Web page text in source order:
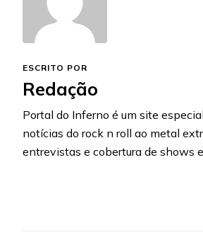
ESCRITO POR
Redação
Portal do Inferno é um site
notícias do rock n roll ao metal
entrevistas e cobertura de shows